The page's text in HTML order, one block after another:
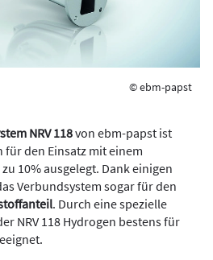
© ebm-papst
NRV 118von ebm-papst ist
den Einsatz mit einem
10% ausgelegt. Dank einigen
Verbundsystem sogar für den
. Durch eine spezielle
NRV 118 Hydrogen bestens für